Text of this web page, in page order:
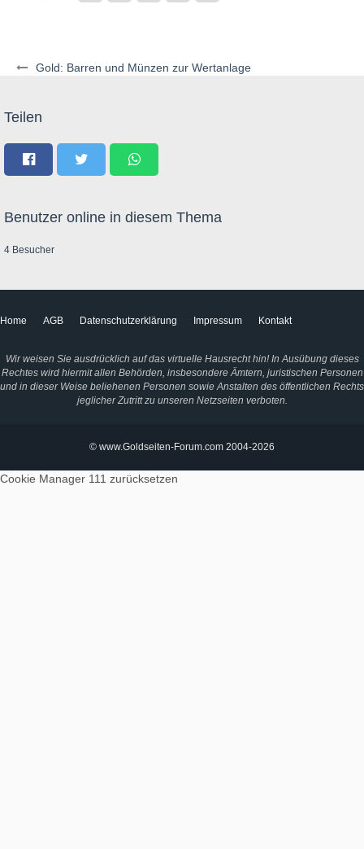
Gold: Barren und Münzen zur Wertanlage
Teilen
Benutzer online in diesem Thema
4 Besucher
Home AGB Datenschutzerklärung Impressum Kontakt
Wir weisen Sie ausdrücklich auf das virtuelle Hausrecht hin! In Ausübung dieses
Rechtes wird hiermit allen Behörden, insbesondere Ämtern, juristischen Personen
und in dieser Weise beliehenen Personen sowie Anstalten des öffentlichen Rechts
jeglicher Zutritt zu unseren Netzseiten verboten.
© www.Goldseiten-Forum.com 2004-2026
Cookie Manager 111 zurücksetzen